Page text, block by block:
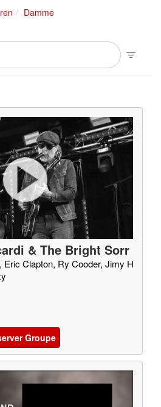
Damme
& The Bright Sorr
Eric Clapton, Ry Cooder, Jimy H
Groupe